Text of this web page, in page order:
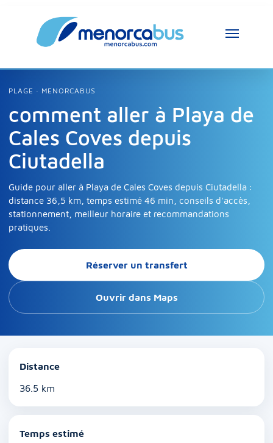
PLAGE · MENORCABUS
comment aller à Playa de
Cales Coves depuis
Ciutadella
Guide pour aller à Playa de Cales Coves depuis Ciutadella :
distance 36,5 km, temps estimé 46 min, conseils d'accès,
stationnement, meilleur horaire et recommandations
pratiques.
Réserver un transfert
Ouvrir dans Maps
Distance
36.5 km
Temps estimé
MenorcaBus Assistant
Bonjour, je suis l’assistant MenorcaBus.
Comment puis-je vous aider ?